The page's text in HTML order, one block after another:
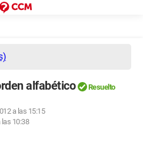
alfabético Resuelto
a las 15:15
las 10:38